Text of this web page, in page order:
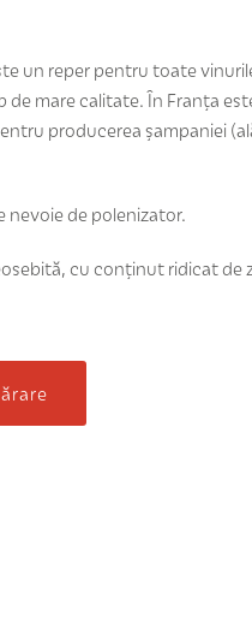
un reper pentru toate
mare calitate. În Franța
producerea șampaniei
nevoie de polenizator.
cu conținut ridicat de